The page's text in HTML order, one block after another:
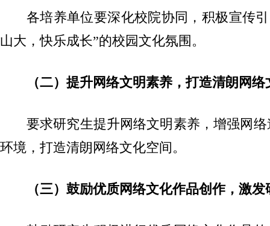
各培养单位要深化校院协同，积极宣传
山大，快乐成长”的校园文化氛围。
（二）提升网络文明素养，打造清朗网
要求研究生提升网络文明素养，增强网
环境，打造清朗网络文化空间。
（三）鼓励优质网络文化作品创作，激